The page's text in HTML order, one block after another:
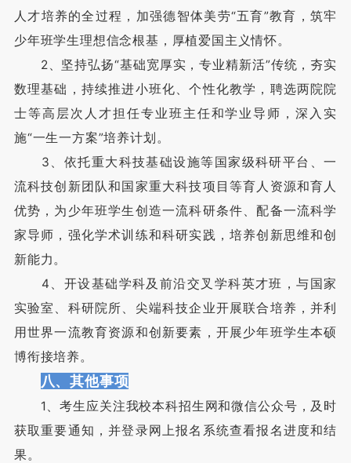
人才培养的全过程，加强德智体美劳“五育”教育，筑牢
少年班学生理想信念根基，厚植爱国主义情怀。
2、坚持弘扬“基础宽厚实，专业精新活”传统，夯实
数理基础，持续推进小班化、个性化教学，聘选两院院
士等高层次人才担任专业班主任和学业导师，深入实
施“一生一方案”培养计划。
3、依托重大科技基础设施等国家级科研平台、一
流科技创新团队和国家重大科技项目等育人资源和育人
优势，为少年班学生创造一流科研条件、配备一流科学
家导师，强化学术训练和科研实践，培养创新思维和创
新能力。
4、开设基础学科及前沿交叉学科英才班，与国家
实验室、科研院所、尖端科技企业开展联合培养，并利
用世界一流教育资源和创新要素，开展少年班学生本硕
博衔接培养。
八、其他事项
1、考生应关注我校本科招生网和微信公众号，及时
获取重要通知，并登录网上报名系统查看报名进度和结
果。